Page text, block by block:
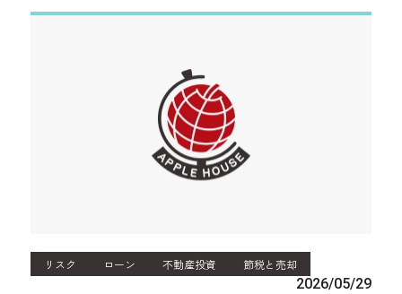
リスク ローン 不動産投資 節税と売却
2026/05/29